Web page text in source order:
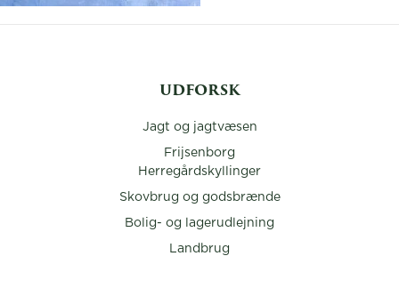
UDFORSK
Jagt og jagtvæsen
Frijsenborg
Herregårdskyllinger
Skovbrug og godsbrænde
Bolig- og lagerudlejning
Landbrug